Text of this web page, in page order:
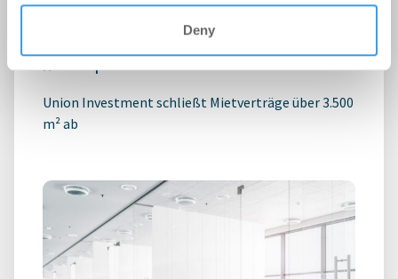
Deny
expandieren im Stuttgarter
Technologiepark STEP
Union Investment schließt Mietverträge über 3.500
m² ab